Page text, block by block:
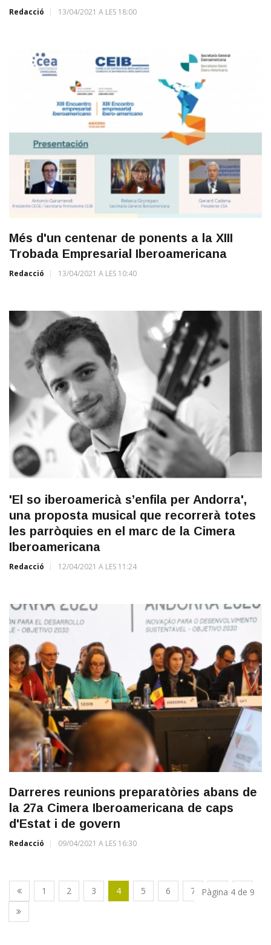
Redacció 13/04/2021 A LES 18:00
Més d'un centenar de ponents a la XIII
Trobada Empresarial Iberoamericana
Redacció 13/04/2021 A LES 10:40
'El so iberoamericà s’enfila per Andorra',
una proposta musical que recorrerà totes
les parròquies en el marc de la Cimera
Iberoamericana
Redacció 12/04/2021 A LES 11:24
Darreres reunions preparatòries abans de
la 27a Cimera Iberoamericana de caps
d'Estat i de govern
Redacció 09/04/2021 A LES 16:30
1 2 3 4 5 6 7 8 9
Pàgina 4 de 9